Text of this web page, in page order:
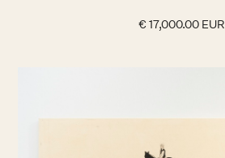
€ 17,000.00 EUR